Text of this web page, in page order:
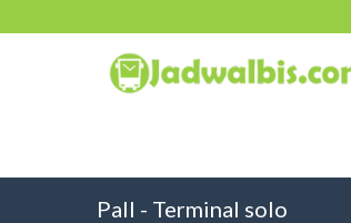
Pall - Terminal solo